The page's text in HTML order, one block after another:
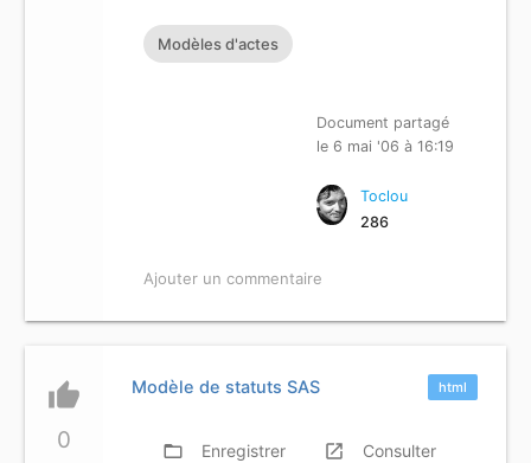
Modèles d'actes
Document partagé
le 6 mai '06 à 16:19
Toclou
286
Ajouter un commentaire
thumb_up
0
html
Modèle de statuts SAS
folder_open Enregistrer launch Consulter